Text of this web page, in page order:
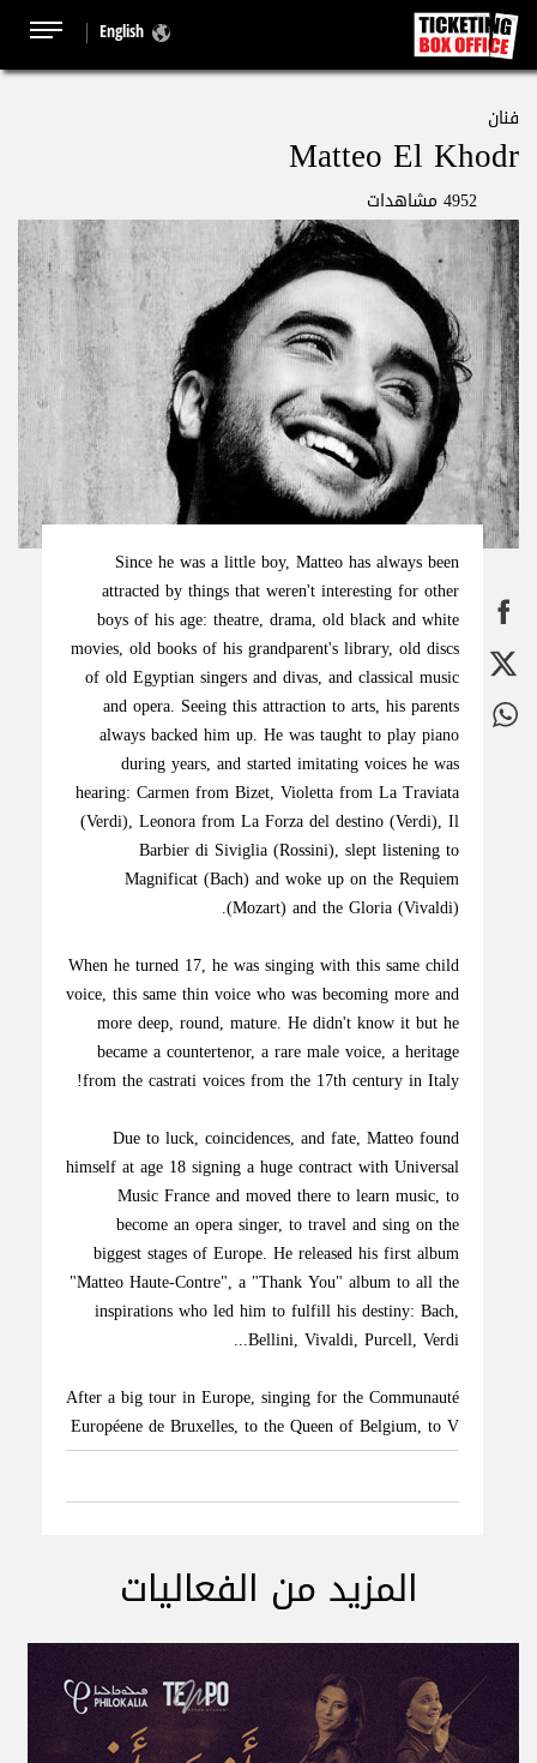
English
فنان
Matteo El Khodr
4952 مشاهدات
Since he was a little boy, Matteo has always been
attracted by things that weren't interesting for other
boys of his age: theatre, drama, old black and white
movies, old books of his grandparent's library, old discs
of old Egyptian singers and divas, and classical music
and opera. Seeing this attraction to arts, his parents
always backed him up. He was taught to play piano
during years, and started imitating voices he was
hearing: Carmen from Bizet, Violetta from La Traviata
(Verdi), Leonora from La Forza del destino (Verdi), Il
Barbier di Siviglia (Rossini), slept listening to
Magnificat (Bach) and woke up on the Requiem
(Mozart) and the Gloria (Vivaldi).
When he turned 17, he was singing with this same child
voice, this same thin voice who was becoming more and
more deep, round, mature. He didn't know it but he
became a countertenor, a rare male voice, a heritage
from the castrati voices from the 17th century in Italy!
Due to luck, coincidences, and fate, Matteo found
himself at age 18 signing a huge contract with Universal
Music France and moved there to learn music, to
become an opera singer, to travel and sing on the
biggest stages of Europe. He released his first album
"Matteo Haute-Contre", a "Thank You" album to all the
inspirations who led him to fulfill his destiny: Bach,
Bellini, Vivaldi, Purcell, Verdi...
After a big tour in Europe, singing for the Communauté
Européene de Bruxelles, to the Queen of Belgium, to V
المزيد من الفعاليات